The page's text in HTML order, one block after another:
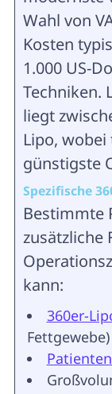
Wahl von
Kosten
1.000 US-
Techniken.
liegt
Lipo,
günstigste
Spezifische
Bestimmte
zusätzliche
kann:
360er-
Fettgewebe)